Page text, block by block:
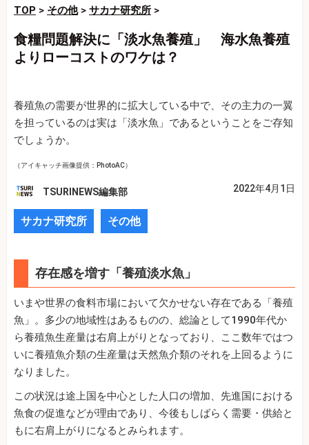
TOP > その他> サカナ研究所 >
食糧問題解決に「淡水魚養殖」 海水魚養殖
よりローコストのワケは？
養殖魚の需要が世界的に拡大している中で、その主力の一翼
を担っているのは実は「淡水魚」であるということをご存知
でしょうか。
（アイキャッチ画像提供：PhotoAC）
TSURINEWS編集部 2022年4月1日
サカナ研究所 その他
存在感を増す「養殖淡水魚」
いまや世界の食料市場において欠かせない存在である「養殖
魚」。多少の地域性はあるものの、総論として1990年代か
ら養殖魚生産量は右肩上がりとなっており、ここ数年ではつ
いに養殖魚介類の生産量は天然魚介類のそれを上回るように
なりました。
この状況は途上国を中心とした人口の増加、先進国における
魚食の促進などが理由であり、今後もしばらく需要・供給と
もに右肩上がりになるとみられます。